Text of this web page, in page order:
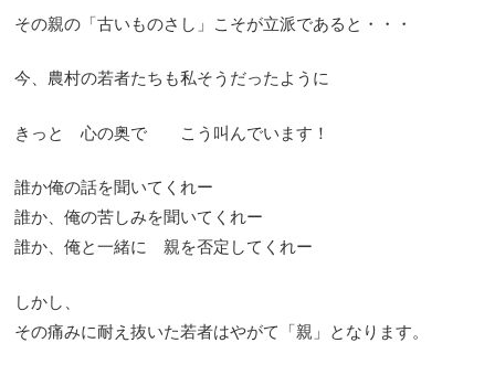
その親の「古いものさし」こそが立派であると・・・
今、農村の若者たちも私そうだったように
きっと 心の奥で こう叫んでいます！
誰か俺の話を聞いてくれー
誰か、俺の苦しみを聞いてくれー
誰か、俺と一緒に 親を否定してくれー
しかし、
その痛みに耐え抜いた若者はやがて「親」となります。